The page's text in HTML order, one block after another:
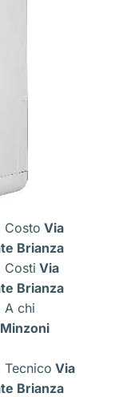
Costo Via
Brianza
Costi Via
Brianza
A chi
Tecnico Via
Brianza